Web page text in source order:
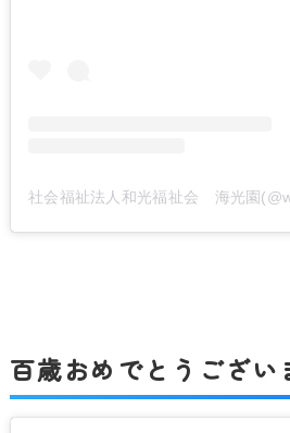
百歳おめでとうござい